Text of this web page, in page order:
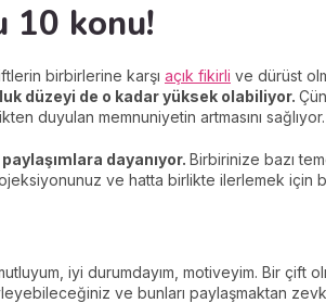
10 konu!
birbirlerine karşı açık fikirli ve dürüst
düzeyi de o kadar yüksek olabiliyor.
duyulan memnuniyetin artmasını sağlıyor.
dayanıyor. Birbirinize bazı
ve hatta birlikte ilerlemek için
iyi durumdayım, motiveyim. Bir çift
ve bunları paylaşmaktan